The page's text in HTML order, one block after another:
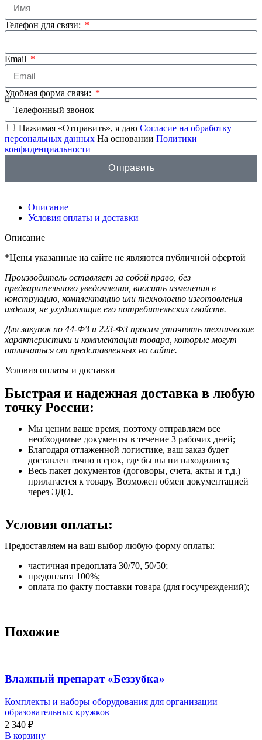
Телефон для связи:
Email
Удобная форма связи:
Нажимая «Отправить», я даю Согласие на обработку
персональных данных На основании Политики
конфиденциальности
Отправить
Описание
Условия оплаты и доставки
Описание
*Цены указанные на сайте не являются публичной офертой
Производитель оставляет за собой право, без
предварительного уведомления, вносить изменения в
конструкцию, комплектацию или технологию изготовления
изделия, не ухудшающие его потребительских свойств.
Для закупок по 44-ФЗ и 223-ФЗ просим уточнять технические
характеристики и комплектации товара, которые могут
отличаться от представленных на сайте.
Условия оплаты и доставки
Быстрая и надежная доставка в любую
точку России:
Мы ценим ваше время, поэтому отправляем все
необходимые документы в течение 3 рабочих дней;
Благодаря отлаженной логистике, ваш заказ будет
доставлен точно в срок, где бы вы ни находились;
Весь пакет документов (договоры, счета, акты и т.д.)
прилагается к товару. Возможен обмен документацией
через ЭДО.
Условия оплаты:
Предоставляем на ваш выбор любую форму оплаты:
частичная предоплата 30/70, 50/50;
предоплата 100%;
оплата по факту поставки товара (для госучреждений);
Похожие
Влажный препарат «Беззубка»
Комплекты и наборы оборудования для организации
образовательных кружков
2 340 ₽
В корзину